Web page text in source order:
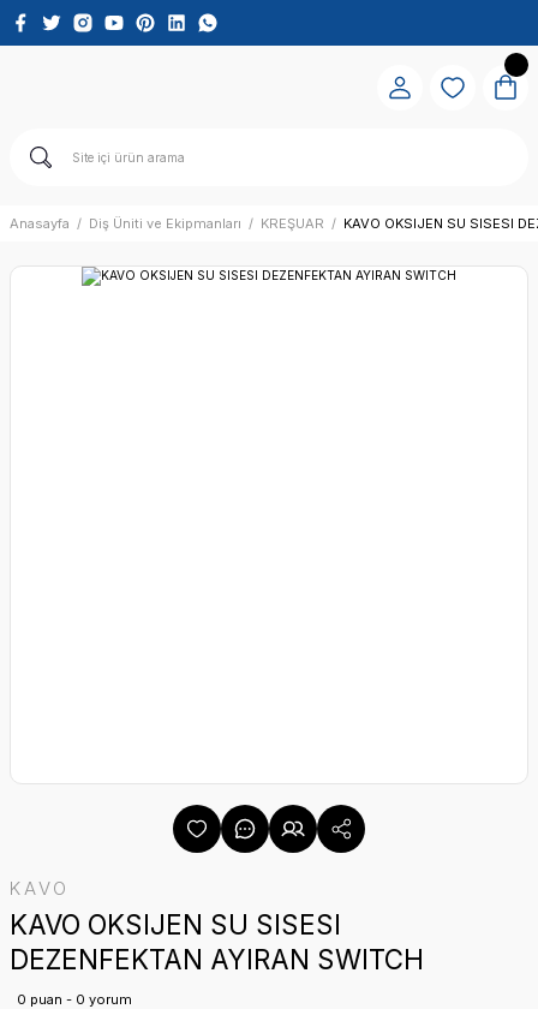
Anasayfa Diş Üniti ve Ekipmanları KREŞUAR KAVO OKSIJEN SU SISESI
KAVO
KAVO OKSIJEN SU SISESI
DEZENFEKTAN AYIRAN SWITCH
0 puan - 0 yorum